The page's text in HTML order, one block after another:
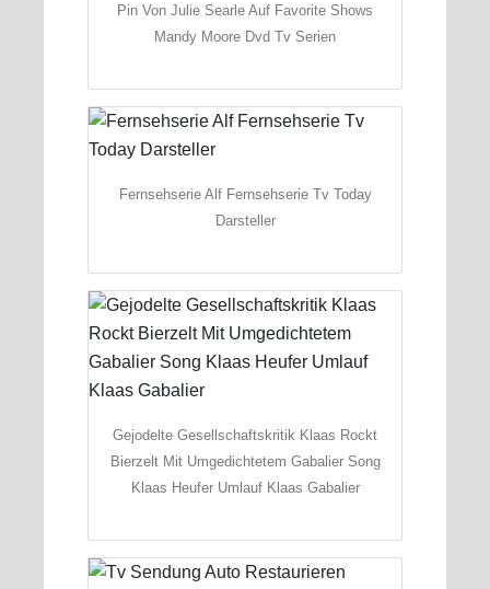
Pin Von Julie Searle Auf Favorite Shows
Mandy Moore Dvd Tv Serien
Fernsehserie Alf Fernsehserie Tv Today
Darsteller
Gejodelte Gesellschaftskritik Klaas Rockt
Bierzelt Mit Umgedichtetem Gabalier Song
Klaas Heufer Umlauf Klaas Gabalier